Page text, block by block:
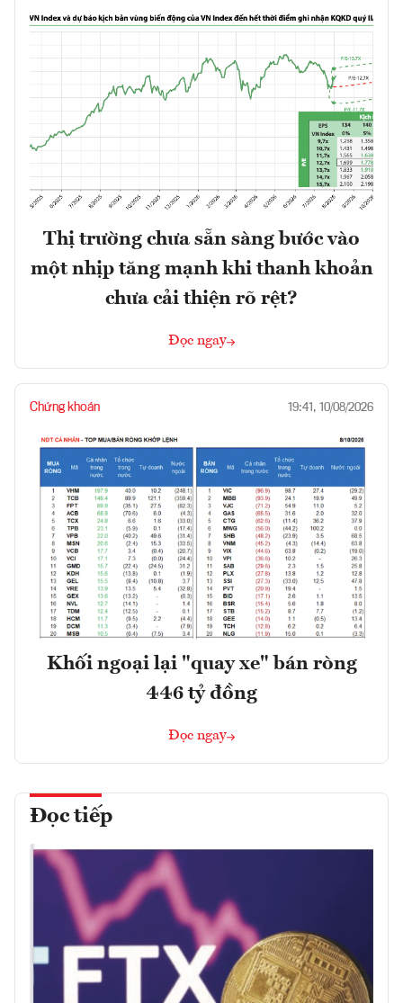
Thị trường chưa sẵn sàng bước vào
một nhịp tăng mạnh khi thanh khoản
chưa cải thiện rõ rệt?
Đọc ngay
Chứng khoán 19:41, 10/08/2026
Khối ngoại lại "quay xe" bán ròng
446 tỷ đồng
Đọc ngay
Đọc tiếp